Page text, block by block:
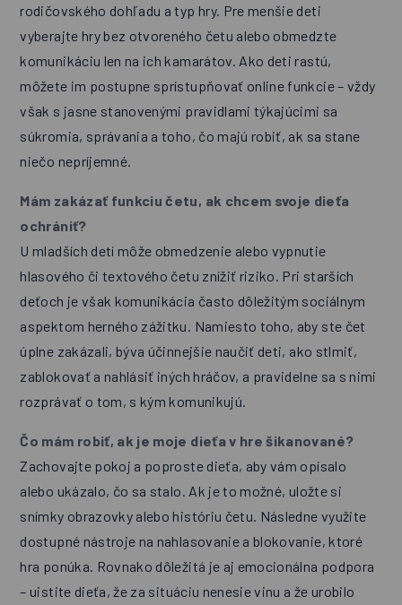
rodičovského dohľadu a typ hry. Pre menšie deti
vyberajte hry bez otvoreného četu alebo obmedzte
komunikáciu len na ich kamarátov. Ako deti rastú,
môžete im postupne sprístupňovať online funkcie – vždy
však s jasne stanovenými pravidlami týkajúcimi sa
súkromia, správania a toho, čo majú robiť, ak sa stane
niečo nepríjemné.
Mám zakázať funkciu četu, ak chcem svoje dieťa
ochrániť?
U mladších detí môže obmedzenie alebo vypnutie
hlasového či textového četu znížiť riziko. Pri starších
deťoch je však komunikácia často dôležitým sociálnym
aspektom herného zážitku. Namiesto toho, aby ste čet
úplne zakázali, býva účinnejšie naučiť deti, ako stlmiť,
zablokovať a nahlásiť iných hráčov, a pravidelne sa s nimi
rozprávať o tom, s kým komunikujú.
Čo mám robiť, ak je moje dieťa v hre šikanované?
Zachovajte pokoj a poproste dieťa, aby vám opísalo
alebo ukázalo, čo sa stalo. Ak je to možné, uložte si
snímky obrazovky alebo históriu četu. Následne využite
dostupné nástroje na nahlasovanie a blokovanie, ktoré
hra ponúka. Rovnako dôležitá je aj emocionálna podpora
– uistite dieťa, že za situáciu nenesie vinu a že urobilo